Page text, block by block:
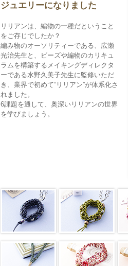
ジュエリーになりました
リリアンは、編物の一種だということ
をご存じでしたか？
編み物のオーソリティーである、広瀬
光治先生と、ビーズや編物のカリキュ
ラムを構築するメイキングディレクタ
ーである水野久美子先生に監修いただ
き、業界で初めて“リリアン”が体系化さ
れました。
6課題を通して、奥深いリリアンの世界
を学びましょう。